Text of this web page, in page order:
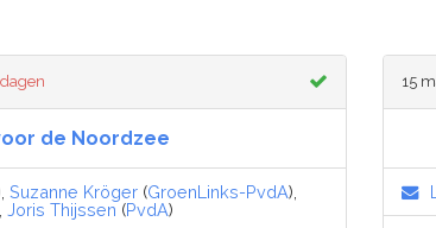
de Noordzee
Suzanne Kröger (GroenLinks-PvdA),
Joris Thijssen (PvdA)
15